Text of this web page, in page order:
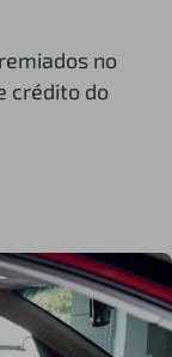
no
crédito do